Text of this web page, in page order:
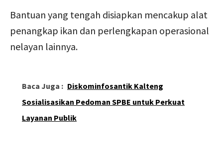
Bantuan yang tengah disiapkan mencakup alat
penangkap ikan dan perlengkapan operasional
nelayan lainnya.
Baca Juga : Diskominfosantik Kalteng
Sosialisasikan Pedoman SPBE untuk Perkuat
Layanan Publik